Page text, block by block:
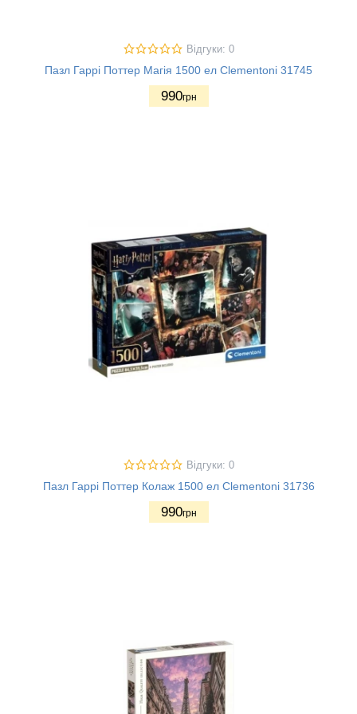
Відгуки: 0
Пазл Гаррі Поттер Магія 1500 ел Clementoni 31745
990грн
Відгуки: 0
Пазл Гаррі Поттер Колаж 1500 ел Clementoni 31736
990грн